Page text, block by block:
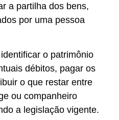
a partilha dos bens,
por uma pessoa
o patrimônio
débitos, pagar os
o que restar entre
ou companheiro
a legislação vigente.